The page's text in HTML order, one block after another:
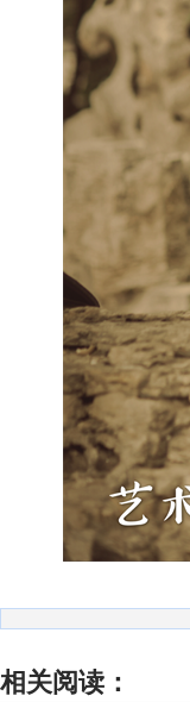
相关阅读：